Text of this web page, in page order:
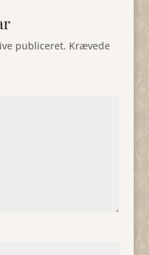
publiceret. Krævede